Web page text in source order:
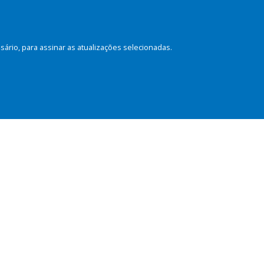
para assinar as atualizações selecionadas.